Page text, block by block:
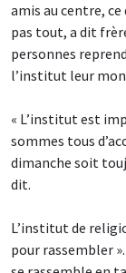
amis au centre, ce
pas tout, a dit
personnes
l’institut leur
« L’institut est
sommes tous
dimanche soit
dit.
L’institut de
pour rassembler